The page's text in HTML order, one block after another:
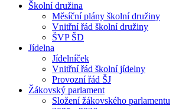
Školní družina
Měsíční plány školní družiny
Vnitřní řád školní družiny
ŠVP ŠD
Jídelna
Jídelníček
Vnitřní řád školní jídelny
Provozní řád ŠJ
Žákovský parlament
Složení žákovského parlamentu